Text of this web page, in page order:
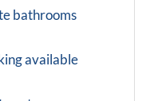
bathrooms
available